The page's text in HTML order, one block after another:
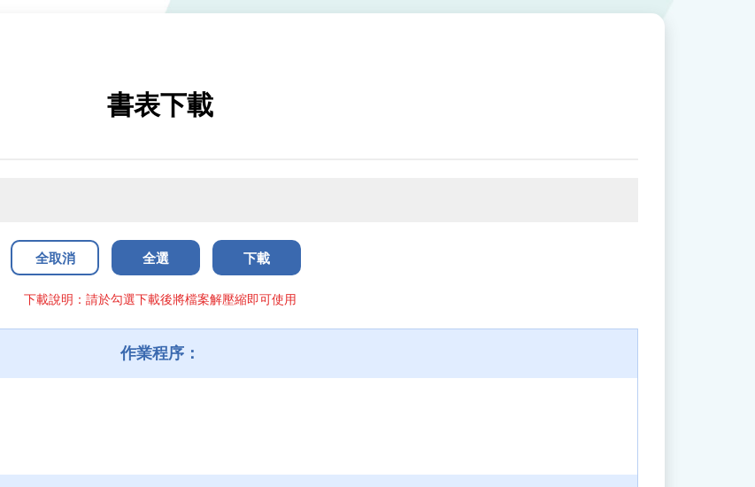
書表下載
全取消 全選 下載
下載說明：請於勾選下載後將檔案解壓縮即可使用
作業程序：